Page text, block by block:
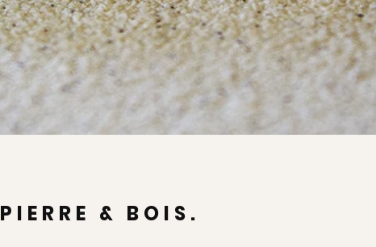
PIERRE & BOIS.